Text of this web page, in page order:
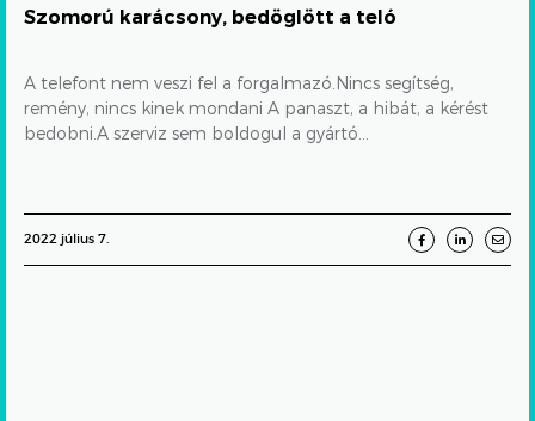
JÓTÁLLÁS ONLINE VÁSÁRLÁS
Szomorú karácsony, bedöglött a teló
A telefont nem veszi fel a forgalmazó.Nincs segítség,
remény, nincs kinek mondani A panaszt, a hibát, a kérést
bedobni.A szerviz sem boldogul a gyártó...
2022 július 7.